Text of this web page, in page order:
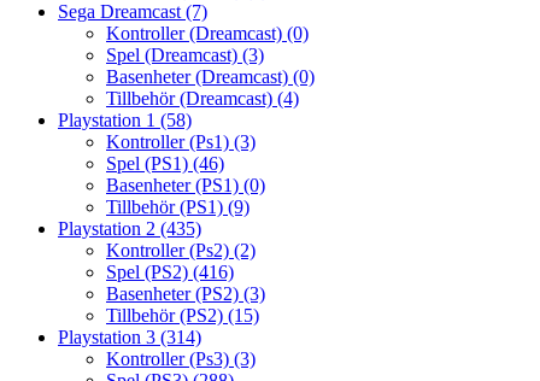
Sega Dreamcast (7)
Kontroller (Dreamcast) (0)
Spel (Dreamcast) (3)
Basenheter (Dreamcast) (0)
Tillbehör (Dreamcast) (4)
Playstation 1 (58)
Kontroller (Ps1) (3)
Spel (PS1) (46)
Basenheter (PS1) (0)
Tillbehör (PS1) (9)
Playstation 2 (435)
Kontroller (Ps2) (2)
Spel (PS2) (416)
Basenheter (PS2) (3)
Tillbehör (PS2) (15)
Playstation 3 (314)
Kontroller (Ps3) (3)